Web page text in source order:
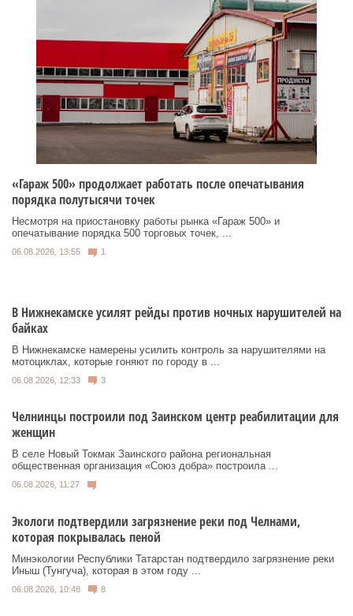
«Гараж 500» продолжает работать после опечатывания
порядка полутысячи точек
Несмотря на приостановку работы рынка «Гараж 500» и
опечатывание порядка 500 торговых точек, ...
06.08.2026, 13:55 1
В Нижнекамске усилят рейды против ночных нарушителей на
байках
В Нижнекамске намерены усилить контроль за нарушителями на
мотоциклах, которые гоняют по городу в ...
06.08.2026, 12:33 3
Челнинцы построили под Заинском центр реабилитации для
женщин
В селе Новый Токмак Заинского района региональная
общественная организация «Союз добра» построила ...
06.08.2026, 11:27
Экологи подтвердили загрязнение реки под Челнами,
которая покрывалась пеной
Минэкологии Республики Татарстан подтвердило загрязнение реки
Иныш (Тунгуча), которая в этом году ...
06.08.2026, 10:48 8